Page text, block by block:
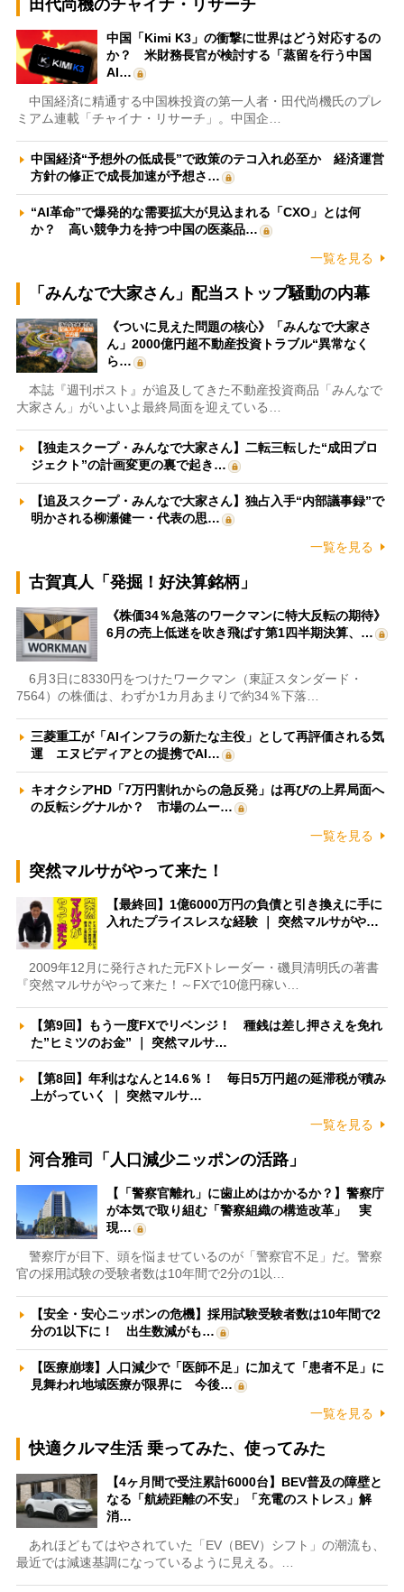
田代尚機のチャイナ・リサーチ
中国「Kimi K3」の衝撃に世界はどう対応するの
か？ 米財務長官が検討する「蒸留を行う中国
AI…
中国経済に精通する中国株投資の第一人者・田代尚機氏のプレ
ミアム連載「チャイナ・リサーチ」。中国企…
中国経済“予想外の低成長”で政策のテコ入れ必至か 経済運営
方針の修正で成長加速が予想さ…
“AI革命”で爆発的な需要拡大が見込まれる「CXO」とは何
か？ 高い競争力を持つ中国の医薬品…
一覧を見る
「みんなで大家さん」配当ストップ騒動の内幕
《ついに見えた問題の核心》「みんなで大家さ
ん」2000億円超不動産投資トラブル“異常なく
ら…
本誌『週刊ポスト』が追及してきた不動産投資商品「みんなで
大家さん」がいよいよ最終局面を迎えている…
【独走スクープ・みんなで大家さん】二転三転した“成田プロ
ジェクト”の計画変更の裏で起き…
【追及スクープ・みんなで大家さん】独占入手“内部議事録”で
明かされる柳瀬健一・代表の思…
一覧を見る
古賀真人「発掘！好決算銘柄」
《株価34％急落のワークマンに特大反転の期待》
6月の売上低迷を吹き飛ばす第1四半期決算、…
6月3日に8330円をつけたワークマン（東証スタンダード・
7564）の株価は、わずか1カ月あまりで約34％下落…
三菱重工が「AIインフラの新たな主役」として再評価される気
運 エヌビディアとの提携でAI…
キオクシアHD「7万円割れからの急反発」は再びの上昇局面へ
の反転シグナルか？ 市場のムー…
一覧を見る
突然マルサがやって来た！
【最終回】1億6000万円の負債と引き換えに手に
入れたプライスレスな経験 ｜ 突然マルサがや…
2009年12月に発行された元FXトレーダー・磯貝清明氏の著書
『突然マルサがやって来た！～FXで10億円稼い…
【第9回】もう一度FXでリベンジ！ 種銭は差し押さえを免れ
た”ヒミツのお金” ｜ 突然マルサ…
【第8回】年利はなんと14.6％！ 毎日5万円超の延滞税が積み
上がっていく ｜ 突然マルサ…
一覧を見る
河合雅司「人口減少ニッポンの活路」
【「警察官離れ」に歯止めはかかるか？】警察庁
が本気で取り組む「警察組織の構造改革」 実
現…
警察庁が目下、頭を悩ませているのが「警察官不足」だ。警察
官の採用試験の受験者数は10年間で2分の1以…
【安全・安心ニッポンの危機】採用試験受験者数は10年間で2
分の1以下に！ 出生数減がも…
【医療崩壊】人口減少で「医師不足」に加えて「患者不足」に
見舞われ地域医療が限界に 今後…
一覧を見る
快適クルマ生活 乗ってみた、使ってみた
【4ヶ月間で受注累計6000台】BEV普及の障壁と
なる「航続距離の不安」「充電のストレス」解
消…
あれほどもてはやされていた「EV（BEV）シフト」の潮流も、
最近では減速基調になっているように見える。…